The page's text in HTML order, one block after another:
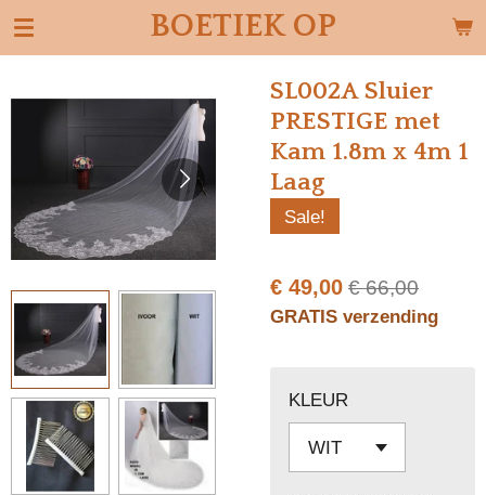
Ga
direct
de
hoofdinhoud
BOETIEK OP
SL002A Sluier
PRESTIGE met
Kam 1.8m x 4m 1
Laag
Sale!
€ 49,00 € 66,00
GRATIS verzending
KLEUR